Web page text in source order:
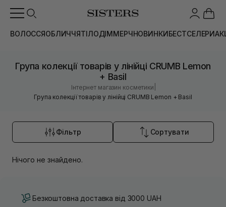
ВОЛОССЯОБЛИЧЧЯТІЛОДІММЕРЧНОВИНКИБЕСТСЕЛЕРИ
Група колекції товарів у лінійці CRUMB Lemon
+ Basil
Інтернет магазин косметики
Група колекції товарів у лінійці CRUMB Lemon + Basil
Фільтр Сортувати
Нічого не знайдено.
Безкоштовна доставка від 3000 UAH